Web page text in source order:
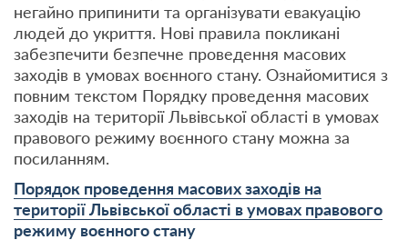
негайно припинити та організувати евакуацію
людей до укриття. Нові правила покликані
забезпечити безпечне проведення масових
заходів в умовах воєнного стану. Ознайомитися з
повним текстом Порядку проведення масових
заходів на території Львівської області в умовах
правового режиму воєнного стану можна за
посиланням.
Порядок проведення масових заходів на
території Львівської області в умовах правового
режиму воєнного стану